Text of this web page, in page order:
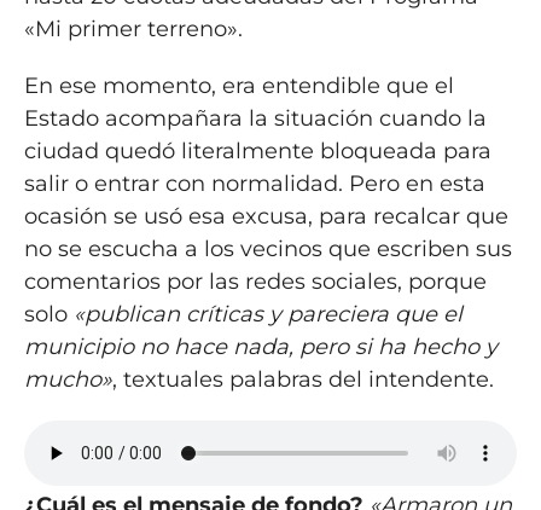
«Mi primer terreno».
En ese momento, era entendible que el
Estado acompañara la situación cuando la
ciudad quedó literalmente bloqueada para
salir o entrar con normalidad. Pero en esta
ocasión se usó esa excusa, para recalcar que
no se escucha a los vecinos que escriben sus
comentarios por las redes sociales, porque
solo «publican críticas y pareciera que el
municipio no hace nada, pero si ha hecho y
mucho», textuales palabras del intendente.